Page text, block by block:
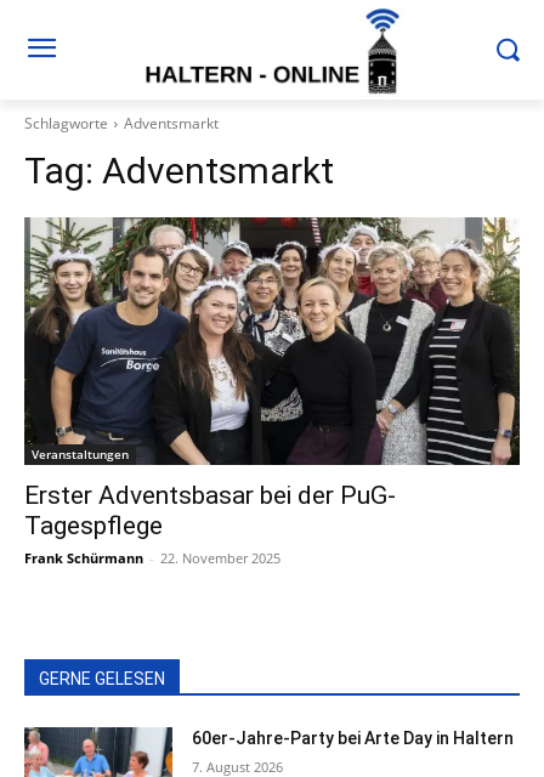
Schlagworte Adventsmarkt
Tag: Adventsmarkt
Veranstaltungen
Erster Adventsbasar bei der PuG-
Tagespflege
Frank Schürmann - 22. November 2025
GERNE GELESEN
60er-Jahre-Party bei Arte Day in Haltern
7. August 2026